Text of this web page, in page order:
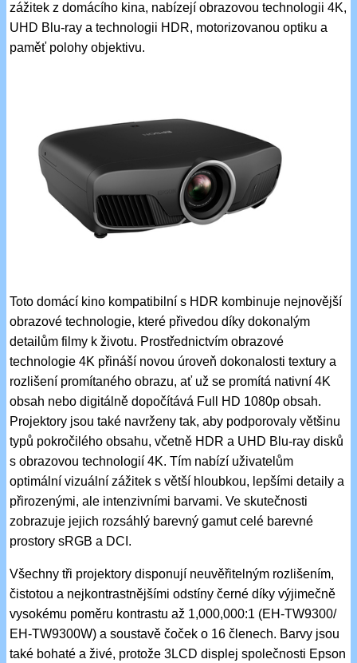
zážitek z domácího kina, nabízejí obrazovou technologii 4K,
UHD Blu-ray a technologii HDR, motorizovanou optiku a
paměť polohy objektivu.
Toto domácí kino kompatibilní s HDR kombinuje nejnovější
obrazové technologie, které přivedou díky dokonalým
detailům filmy k životu. Prostřednictvím obrazové
technologie 4K přináší novou úroveň dokonalosti textury a
rozlišení promítaného obrazu, ať už se promítá nativní 4K
obsah nebo digitálně dopočítává Full HD 1080p obsah.
Projektory jsou také navrženy tak, aby podporovaly většinu
typů pokročilého obsahu, včetně HDR a UHD Blu-ray disků
s obrazovou technologií 4K. Tím nabízí uživatelům
optimální vizuální zážitek s větší hloubkou, lepšími detaily a
přirozenými, ale intenzivními barvami. Ve skutečnosti
zobrazuje jejich rozsáhlý barevný gamut celé barevné
prostory sRGB a DCI.
Všechny tři projektory disponují neuvěřitelným rozlišením,
čistotou a nejkontrastnějšími odstíny černé díky výjimečně
vysokému poměru kontrastu až 1,000,000:1 (EH-TW9300/
EH-TW9300W) a soustavě čoček o 16 členech. Barvy jsou
také bohaté a živé, protože 3LCD displej společnosti Epson